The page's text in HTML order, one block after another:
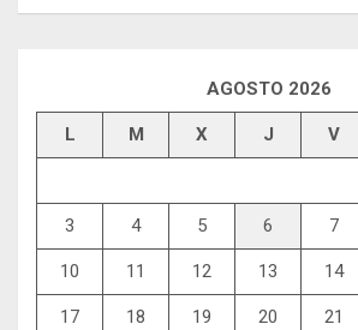
AGOSTO 2026
L M X J V
3 4 5 6 7
10 11 12 13 14
17 18 19 20 21